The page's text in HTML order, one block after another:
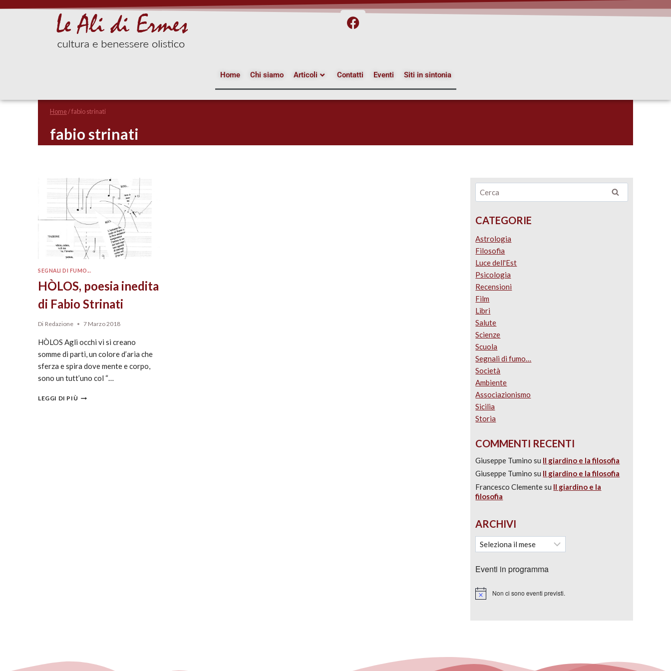
Home Chi siamo Articoli Contatti Eventi Siti in sintonia
Home/fabio strinati
fabio strinati
SEGNALI DI FUMO...
HÒLOS, poesia inedita
di Fabio Strinati
Di Redazione 7 Marzo 2018
HÒLOS Agli occhi vi si creano
somme di parti, un colore d’aria che
sferza e spira dove mente e corpo,
sono un tutt’uno col “…
LEGGI DI PIÙ
CATEGORIE
Astrologia
Filosofia
Luce dell'Est
Psicologia
Recensioni
Film
Libri
Salute
Scienze
Scuola
Segnali di fumo…
Società
Ambiente
Associazionismo
Sicilia
Storia
COMMENTI RECENTI
Giuseppe Tumino su Il giardino e la filosofia
Giuseppe Tumino su Il giardino e la filosofia
Francesco Clementesu Il giardino e la
filosofia
ARCHIVI
Eventi in programma
Notice Non ci sono eventi previsti.